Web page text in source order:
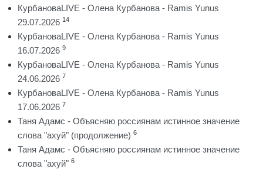
КурбановаLIVE - Олена Курбанова - Ramis Yunus
29.07.2026 14
КурбановаLIVE - Олена Курбанова - Ramis Yunus
16.07.2026 9
КурбановаLIVE - Олена Курбанова - Ramis Yunus
24.06.2026 7
КурбановаLIVE - Олена Курбанова - Ramis Yunus
17.06.2026 7
Таня Адамс - Объясняю россиянам истинное значение
слова "ахуй" (продолжение) 6
Таня Адамс - Объясняю россиянам истинное значение
слова "ахуй" 6